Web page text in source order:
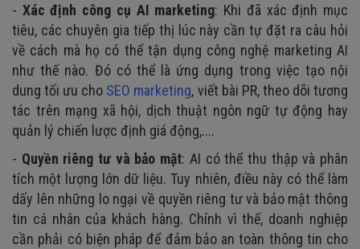
- Xác định công cụ AI marketing: Khi đã xác định mục
tiêu, các chuyên gia tiếp thị lúc này cần tự đặt ra câu hỏi
về cách mà họ có thể tận dụng công nghệ marketing AI
như thế nào. Đó có thể là ứng dụng trong việc tạo nội
dung tối ưu cho SEO marketing, viết bài PR, theo dõi tương
tác trên mạng xã hội, dịch thuật ngôn ngữ tự động hay
quản lý chiến lược định giá động,....
- Quyền riêng tư và bảo mật: AI có thể thu thập và phân
tích một lượng lớn dữ liệu. Tuy nhiên, điều này có thể làm
dấy lên những lo ngại về quyền riêng tư và bảo mật thông
tin cá nhân của khách hàng. Chính vì thế, doanh nghiệp
cần phải có biện pháp để đảm bảo an toàn thông tin cho